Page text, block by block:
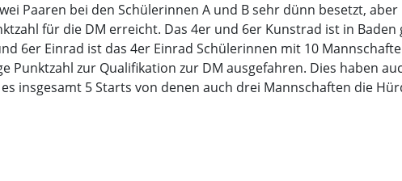
Paaren bei den Schülerinnen A und B sehr dünn besetzt,
für die DM erreicht. Das 4er und 6er Kunstrad ist in
6er Einrad ist das 4er Einrad Schülerinnen mit 10
Punktzahl zur Qualifikation zur DM ausgefahren. Dies haben
insgesamt 5 Starts von denen auch drei Mannschaften die